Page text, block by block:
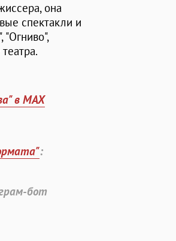
она
спектакли и
"Огниво",
в MAX
:
бот